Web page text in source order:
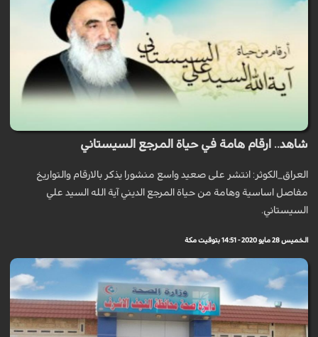
شاهد.. ارقام هامة في حياة المرجع السيستاني
العراق_الكوثر: انتشر على صعيد واسع منشورا يذكر بالارقام والتواريخ
مفاصل اساسية وهامة من حياة المرجع الديني آية الله السيد علي
السيستاني.
الخميس 28 مايو 2020 - 14:51 بتوقيت مكة